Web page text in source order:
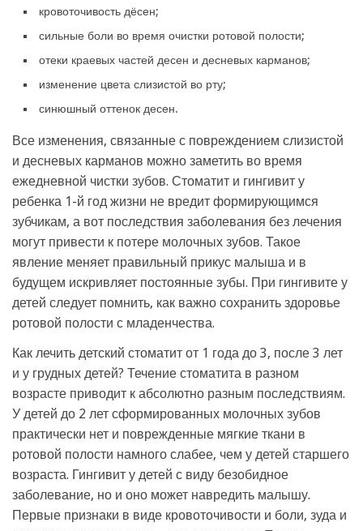
кровоточивость дёсен;
сильные боли во время очистки ротовой полости;
отеки краевых частей десен и десневых карманов;
изменение цвета слизистой во рту;
синюшный оттенок десен.
Все изменения, связанные с повреждением слизистой
и десневых карманов можно заметить во время
ежедневной чистки зубов. Стоматит и гингивит у
ребенка 1-й год жизни не вредит формирующимся
зубчикам, а вот последствия заболевания без лечения
могут привести к потере молочных зубов. Такое
явление меняет правильный прикус малыша и в
будущем искривляет постоянные зубы. При гингивите у
детей следует помнить, как важно сохранить здоровье
ротовой полости с младенчества.
Как лечить детский стоматит от 1 года до 3, после 3 лет
и у грудных детей? Течение стоматита в разном
возрасте приводит к абсолютно разным последствиям.
У детей до 2 лет сформированных молочных зубов
практически нет и поврежденные мягкие ткани в
ротовой полости намного слабее, чем у детей старшего
возраста. Гингивит у детей с виду безобидное
заболевание, но и оно может навредить малышу.
Первые признаки в виде кровоточивости и боли, зуда и